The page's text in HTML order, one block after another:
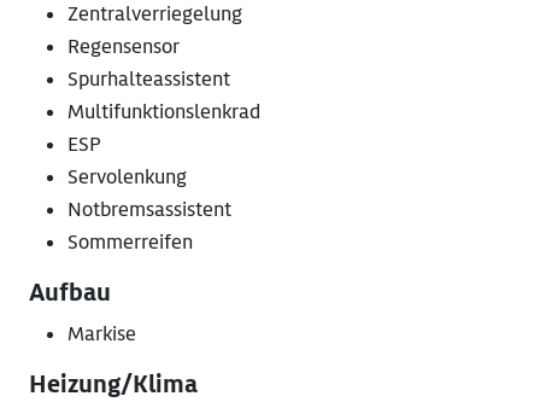
Zentralverriegelung
Regensensor
Spurhalteassistent
Multifunktionslenkrad
ESP
Servolenkung
Notbremsassistent
Sommerreifen
Aufbau
Markise
Heizung/Klima